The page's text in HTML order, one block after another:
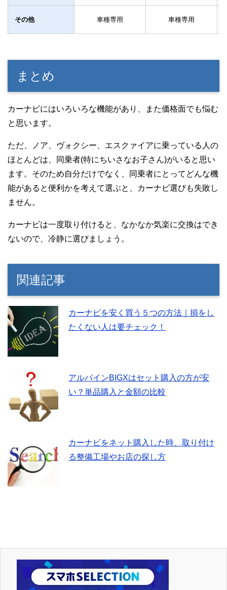
その他 車種専用 車種専用
まとめ
カーナビにはいろいろな機能があり、また価格面でも悩む
と思います。
ただ、ノア、ヴォクシー、エスクァイアに乗っている人の
ほとんどは、同乗者(特にちいさなお子さん)がいると思い
ます。そのため自分だけでなく、同乗者にとってどんな機
能があると便利かを考えて選ぶと、カーナビ選びも失敗し
ません。
カーナビは一度取り付けると、なかなか気楽に交換はでき
ないので、冷静に選びましょう。
関連記事
カーナビを安く買う５つの方法｜損をし
たくない人は要チェック！
アルパインBIGXはセット購入の方が安
い？単品購入と金額の比較
カーナビをネット購入した時、取り付け
る整備工場やお店の探し方